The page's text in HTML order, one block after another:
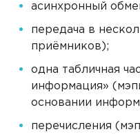
асинхронный
передача в
приёмников);
одна табличная
информация»
основании
перечисления